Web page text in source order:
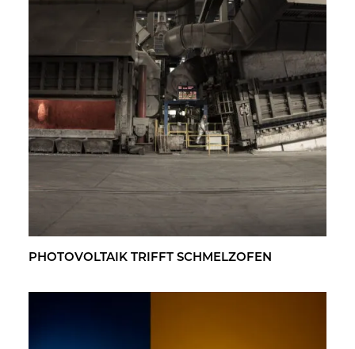
PHO­TO­VOL­TA­IK TRIFFT SCHMELZ­OFEN